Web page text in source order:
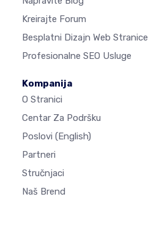
Kreirajte Forum
Besplatni Dizajn Web Stranice
Profesionalne SEO Usluge
Kompanija
O Stranici
Centar Za Podršku
Poslovi (English)
Partneri
Stručnjaci
Naš Brend